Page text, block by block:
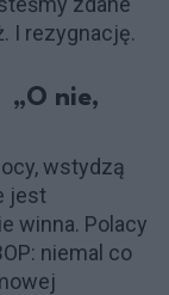
I rezygnację.
nie,
wstydzą
jest
winna. Polacy
niemal co